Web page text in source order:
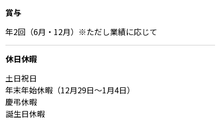
賞与
年2回（6月・12月）※ただし業績に応じて
休⽇休暇
土日祝日
年末年始休暇（12月29日～1月4日）
慶弔休暇
誕生日休暇